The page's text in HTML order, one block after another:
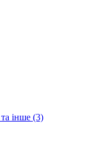
інше (3)